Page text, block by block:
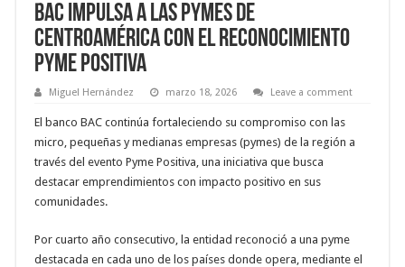
BAC impulsa a las pymes de
Centroamérica con el reconocimiento
Pyme Positiva
Miguel Hernández marzo 18, 2026 Leave a comment
El banco BAC continúa fortaleciendo su compromiso con las
micro, pequeñas y medianas empresas (pymes) de la región a
través del evento Pyme Positiva, una iniciativa que busca
destacar emprendimientos con impacto positivo en sus
comunidades.
Por cuarto año consecutivo, la entidad reconoció a una pyme
destacada en cada uno de los países donde opera, mediante el